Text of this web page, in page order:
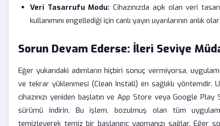
Veri Tasarrufu Modu: Cihazınızda açık olan veri
kullanımını engellediği için canlı yayın uyarılarının anlık
Sorun Devam Ederse: İleri Seviye
Eğer yukarıdaki adımların hiçbiri sonuç vermiyorsa,
ve tekrar yüklenmesi (Clean Install) en sağlıklı yöntemdir.
cihazınızı yeniden başlatın ve App Store veya Google
sürümü indirin. Bu işlem, bozulmuş olan tüm
temizleyerek temiz bir başlangıç yapmanızı sağlar. Eğer